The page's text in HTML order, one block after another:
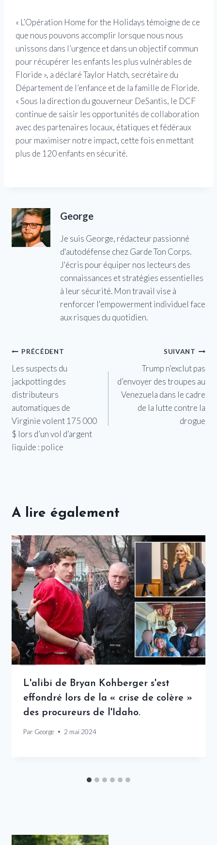
« L’Opération Home for the Holidays témoigne de ce
que nous pouvons accomplir lorsque nous nous
unissons dans l’urgence et dans un objectif commun
pour récupérer les enfants les plus vulnérables de
Floride », a déclaré Taylor Hatch, secrétaire du
Département de l’enfance et de la famille de Floride.
« Sous la direction du gouverneur DeSantis, le DCF
continue de saisir les opportunités de collaboration
avec des partenaires locaux, étatiques et fédéraux
pour maximiser notre impact, cette fois en mettant
plus de 120 enfants en sécurité.
George
Je suis George, rédacteur passionné
d'autodéfense chez Garde Ton Corps.
J'écris pour équiper nos lecteurs des
connaissances et stratégies essentielles
à leur sécurité. Mon travail vise à
renforcer l'empowerment individuel face
aux risques du quotidien.
Navigation
de
l’article
PRÉCÉDENT
Les suspects du
jackpotting des
distributeurs
automatiques de
Virginie volent 175 000
$ lors d’un vol d’argent
liquide : police
SUIVANT
Trump n’exclut pas
d’envoyer des troupes au
Venezuela dans le cadre
de la lutte contre la
drogue
A lire également
L'alibi de Bryan Kohberger s'est
effondré lors de la « crise de colère »
des procureurs de l'Idaho.
Par George 2 mai 2024